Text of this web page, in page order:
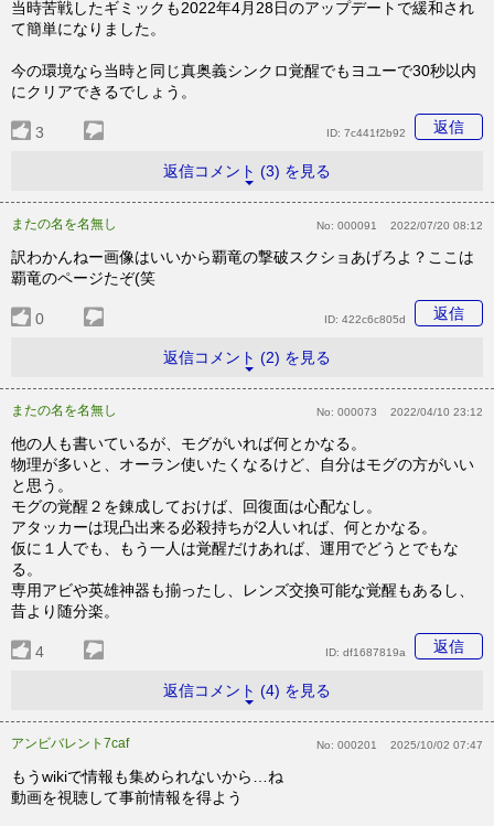
当時苦戦したギミックも2022年4月28日のアップデートで緩和され
て簡単になりました。
今の環境なら当時と同じ真奥義シンクロ覚醒でもヨユーで30秒以内
にクリアできるでしょう。
3 返信
ID: 7c441f2b92
返信コメント (3) を見る
またの名を名無し No: 000091 2022/07/20 08:12
訳わかんねー画像はいいから覇竜の撃破スクショあげろよ？ここは
覇竜のページたぞ(笑
0 返信
ID: 422c6c805d
返信コメント (2) を見る
またの名を名無し No: 000073 2022/04/10 23:12
他の人も書いているが、モグがいれば何とかなる。
物理が多いと、オーラン使いたくなるけど、自分はモグの方がいい
と思う。
モグの覚醒２を錬成しておけば、回復面は心配なし。
アタッカーは現凸出来る必殺持ちが2人いれば、何とかなる。
仮に１人でも、もう一人は覚醒だけあれば、運用でどうとでもな
る。
専用アビや英雄神器も揃ったし、レンズ交換可能な覚醒もあるし、
昔より随分楽。
4 返信
ID: df1687819a
返信コメント (4) を見る
アンビバレント7caf No: 000201 2025/10/02 07:47
もうwikiで情報も集められないから…ね
動画を視聴して事前情報を得よう